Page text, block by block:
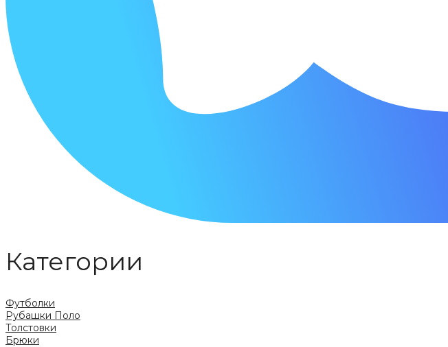
Категории
Футболки
Рубашки Поло
Толстовки
Брюки